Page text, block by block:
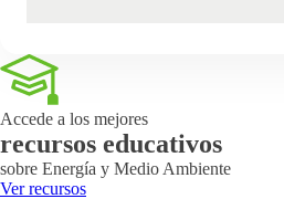
Accede a los mejores
recursos educativos
sobre Energía y Medio Ambiente
Ver recursos